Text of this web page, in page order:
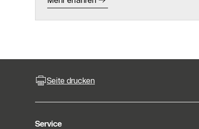
Seite drucken
Service